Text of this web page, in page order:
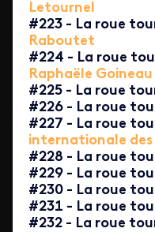
Letournel
#223 - La roue
Raboutet
#224 - La roue
Raphaële Goineau
#225 - La roue
#226 - La roue
#227 - La roue
internationale
#228 - La roue
#229 - La roue
#230 - La roue
#231 - La roue
#232 - La roue